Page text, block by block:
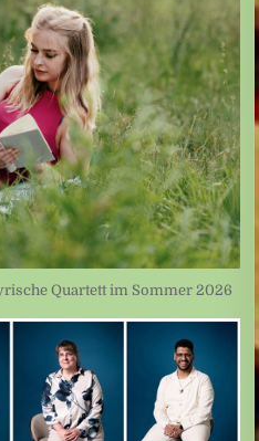
Quartett im Sommer 2026